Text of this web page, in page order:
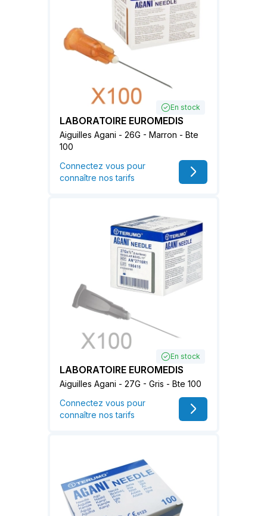
En stock
LABORATOIRE EUROMEDIS
Aiguilles Agani - 26G - Marron - Bte
100
Connectez vous pour
connaître nos tarifs
En stock
LABORATOIRE EUROMEDIS
Aiguilles Agani - 27G - Gris - Bte 100
Connectez vous pour
connaître nos tarifs